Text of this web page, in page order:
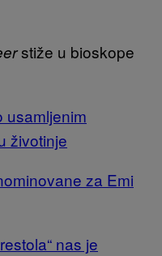
stiže u bioskope
usamljenim
životinje
za Emi
nas je